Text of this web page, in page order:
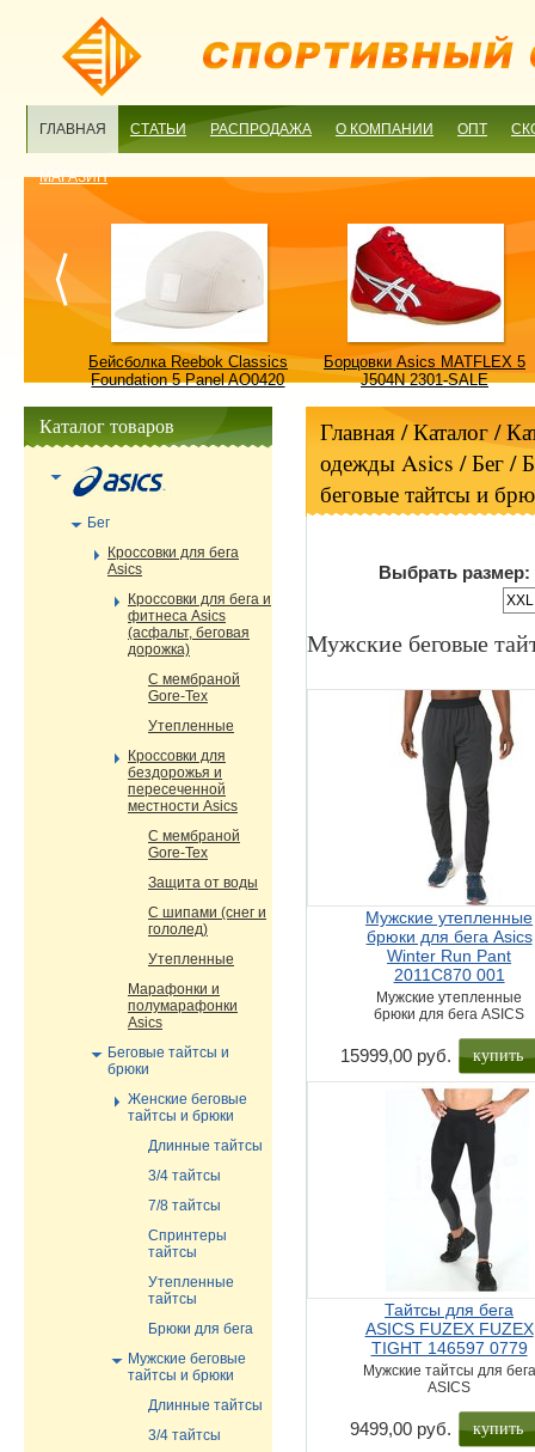
ГЛАВНАЯ СТАТЬИ РАСПРОДАЖА О КОМПАНИИ ОПТ
МАГАЗИН
Бейсболка Reebok Classics
Foundation 5 Panel AO0420
Борцовки Asics MATFLEX 5
J504N 2301-SALE
Главная/ Каталог /
одежды Asics /Бег/
беговые тайтсы и
Выбрать размер:
XXL
Мужские беговые
Мужские утепленные
брюки для бега Asics
Winter Run Pant
2011C870 001
Мужские утепленные
брюки для бега ASICS
15999,00 руб. купить
Тайтсы для бега
ASICS FUZEX FUZEX
TIGHT 146597 0779
Мужские тайтсы для бега
ASICS
9499,00 руб. купить
Каталог товаров
Бег
Кроссовки для бега
Asics
Кроссовки для бега и
фитнеса Asics
(асфальт, беговая
дорожка)
С мембраной
Gore-Tex
Утепленные
Кроссовки для
бездорожья и
пересеченной
местности Asics
С мембраной
Gore-Tex
Защита от воды
С шипами (снег и
гололед)
Утепленные
Марафонки и
полумарафонки
Asics
Беговые тайтсы и
брюки
Женские беговые
тайтсы и брюки
Длинные тайтсы
3/4 тайтсы
7/8 тайтсы
Спринтеры
тайтсы
Утепленные
тайтсы
Брюки для бега
Мужские беговые
тайтсы и брюки
Длинные тайтсы
3/4 тайтсы